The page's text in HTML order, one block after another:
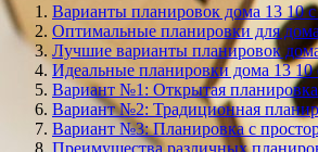
Варианты планировок дома 13 10
Оптимальные планировки для
Лучшие варианты планировок
Идеальные планировки дома 13
Вариант №1: Открытая планировка
Вариант №2: Традиционная
Вариант №3: Планировка с
Преимущества различных